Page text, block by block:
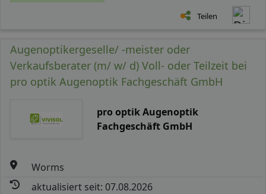
Teilen
Augenoptikergeselle/ -meister oder
Verkaufsberater (m/ w/ d) Voll- oder Teilzeit bei
pro optik Augenoptik Fachgeschäft GmbH
pro optik Augenoptik
Fachgeschäft GmbH
Worms
aktualisiert seit: 07.08.2026